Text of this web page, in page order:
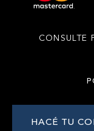
HACÉ TU
CONSULTE